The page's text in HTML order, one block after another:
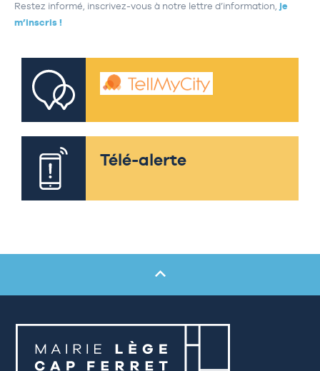
Restez informé, inscrivez-vous à notre lettre d’information, je
m’inscris !
Télé-alerte